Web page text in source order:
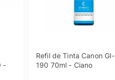
-
Refil de Tinta Canon GI-
190 70ml - Ciano